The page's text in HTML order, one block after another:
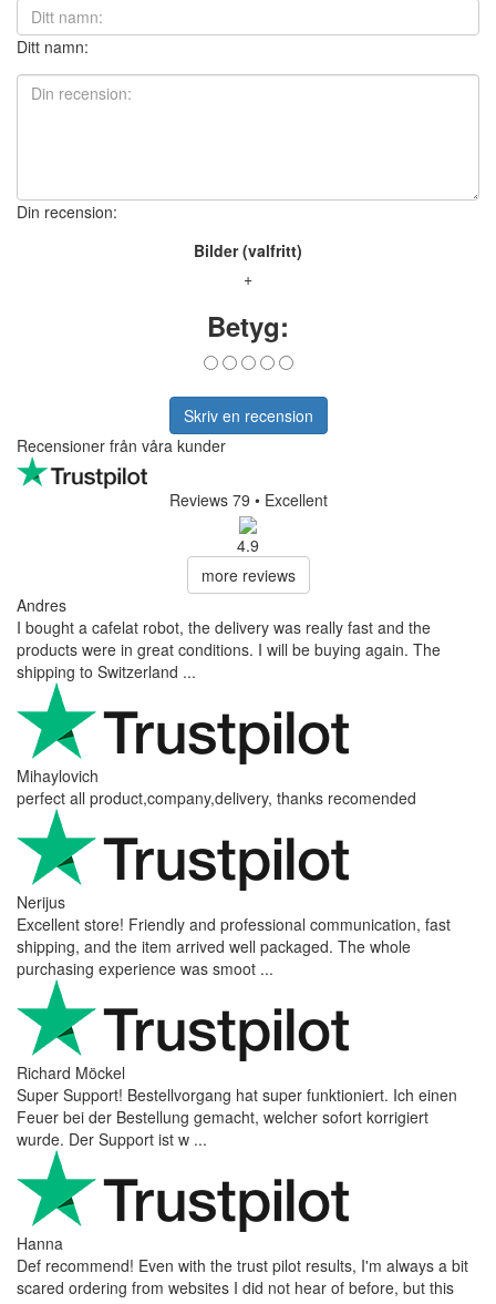
Ditt namn:
Din recension:
Bilder (valfritt)
+
Betyg:
Skriv en recension
Recensioner från våra kunder
Reviews 79 • Excellent
4.9
more reviews
Andres
I bought a cafelat robot, the delivery was really fast and the
products were in great conditions. I will be buying again. The
shipping to Switzerland ...
Mihaylovich
perfect all product,company,delivery, thanks recomended
Nerijus
Excellent store! Friendly and professional communication, fast
shipping, and the item arrived well packaged. The whole
purchasing experience was smoot ...
Richard Möckel
Super Support! Bestellvorgang hat super funktioniert. Ich einen
Feuer bei der Bestellung gemacht, welcher sofort korrigiert
wurde. Der Support ist w ...
Hanna
Def recommend! Even with the trust pilot results, I'm always a bit
scared ordering from websites I did not hear of before, but this